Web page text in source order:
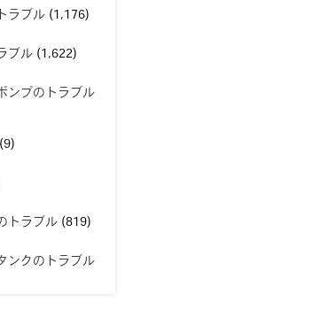
ラブル(1,176)
ブル(1,622)
ンプのトラブル
(9)
トラブル(819)
ンクのトラブル